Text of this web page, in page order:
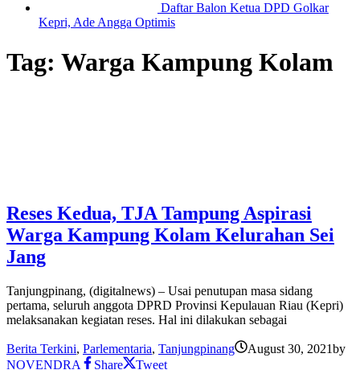
Daftar Balon Ketua DPD Golkar
Kepri, Ade Angga Optimis
Tag: Warga Kampung Kolam
Reses Kedua, TJA Tampung Aspirasi
Warga Kampung Kolam Kelurahan Sei
Jang
Tanjungpinang, (digitalnews) – Usai penutupan masa sidang
pertama, seluruh anggota DPRD Provinsi Kepulauan Riau (Kepri)
melaksanakan kegiatan reses. Hal ini dilakukan sebagai
Berita Terkini, Parlementaria, Tanjungpinang August 30, 2021by
NOVENDRA
Share Tweet